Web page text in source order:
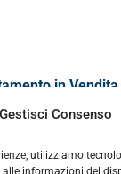
Gestisci Consenso
utilizziamo
informazioni del
in Vendita